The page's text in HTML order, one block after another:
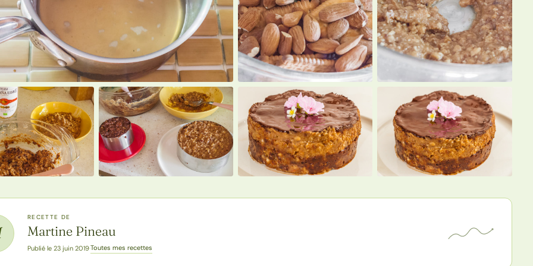
RECETTE DE
Martine Pineau
Publié le 23 juin 2019·Toutes mes recettes